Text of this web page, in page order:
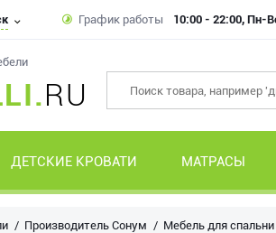
График работы 10:00 - 22:00, Пн-
RU
ДЕТСКИЕ КРОВАТИ МАТРАСЫ
Производитель Сонум Мебель для